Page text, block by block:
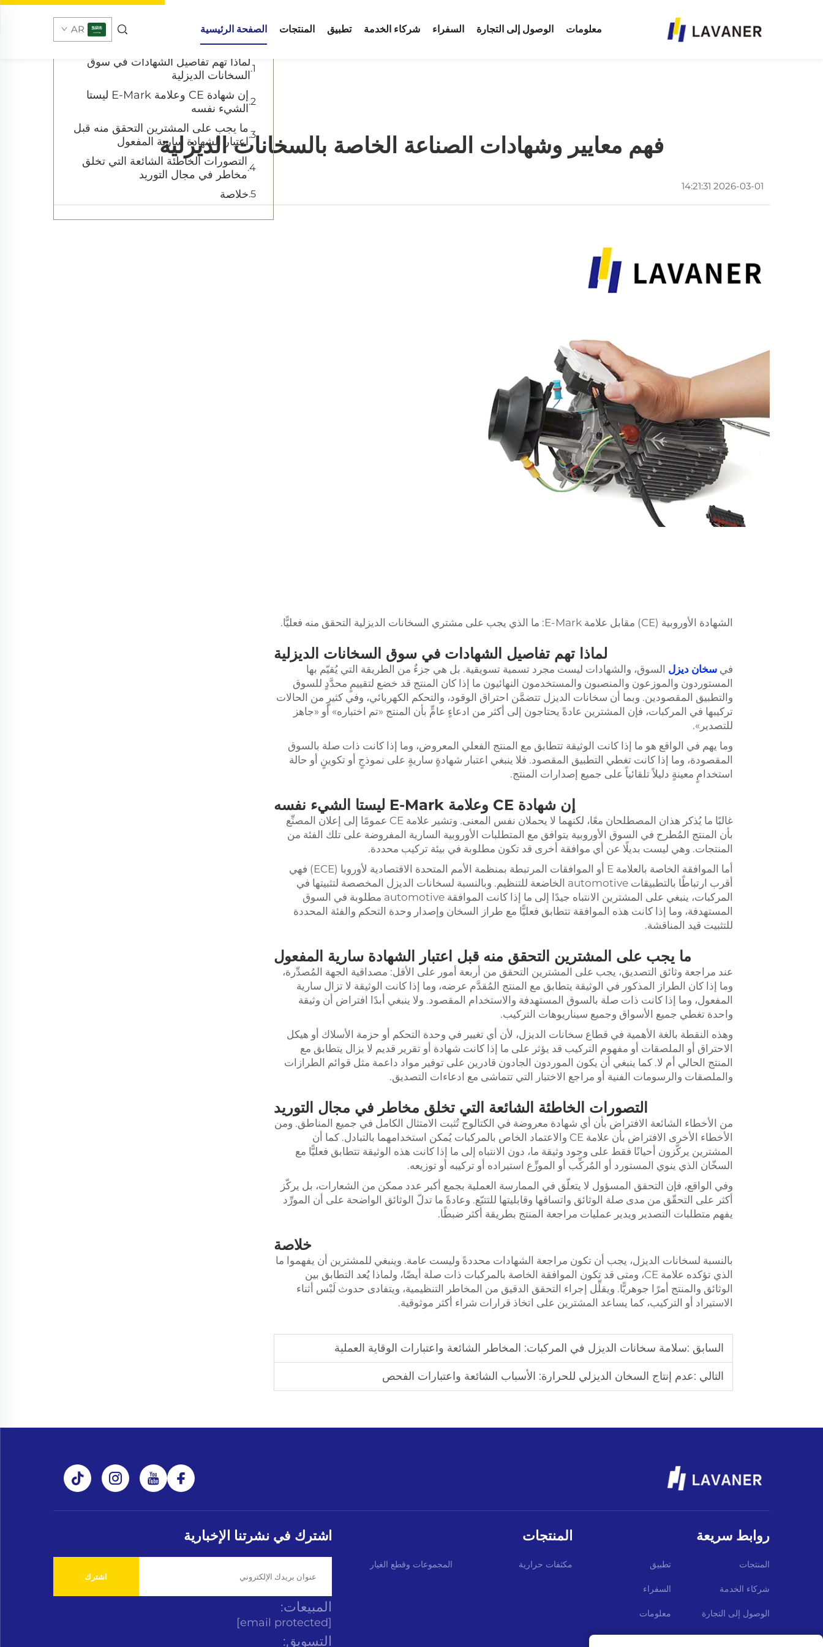
الصفحة الرئيسية المنتجات تطبيق شركاء الخدمة السفراء الوصول إلى التجارة معلومات AR
فهم معايير وشهادات الصناعة الخاصة بالسخانات الديزلية
2026-03-01 14:21:31
الشهادة الأوروبية (CE) مقابل علامة E-Mark: ما الذي يجب على مشتري السخانات الديزلية التحقق منه فعليًّا.
لماذا تهم تفاصيل الشهادات في سوق السخانات الديزلية
في سخان ديزل السوق، والشهادات ليست مجرد تسمية تسويقية. بل هي جزءٌ من الطريقة التي يُقيّم بها
المستوردون والموزعون والمنصبون والمستخدمون النهائيون ما إذا كان المنتج قد خضع لتقييمٍ محدَّدٍ للسوق
والتطبيق المقصودين. وبما أن سخانات الديزل تتضمَّن احتراق الوقود، والتحكم الكهربائي، وفي كثيرٍ من الحالات
تركيبها في المركبات، فإن المشترين عادةً يحتاجون إلى أكثر من ادعاءٍ عامٍّ بأن المنتج «تم اختباره» أو «جاهز
للتصدير».
وما يهم في الواقع هو ما إذا كانت الوثيقة تتطابق مع المنتج الفعلي المعروض، وما إذا كانت ذات صلة بالسوق
المقصودة، وما إذا كانت تغطي التطبيق المقصود. فلا ينبغي اعتبار شهادةٍ ساريةٍ على نموذجٍ أو تكوينٍ أو حالة
استخدامٍ معينةٍ دليلاً تلقائياً على جميع إصدارات المنتج.
إن شهادة CE وعلامة E-Mark ليستا الشيء نفسه
غالبًا ما يُذكر هذان المصطلحان معًا، لكنهما لا يحملان نفس المعنى. وتشير علامة CE عمومًا إلى إعلان المصنِّع
بأن المنتج المُطرح في السوق الأوروبية يتوافق مع المتطلبات الأوروبية السارية المفروضة على تلك الفئة من
المنتجات. وهي ليست بديلًا عن أي موافقة أخرى قد تكون مطلوبة في بيئة تركيب محددة.
أما الموافقة الخاصة بالعلامة E أو الموافقات المرتبطة بمنظمة الأمم المتحدة الاقتصادية لأوروبا (ECE) فهي
أقرب ارتباطًا بالتطبيقات automotive الخاضعة للتنظيم. وبالنسبة لسخانات الديزل المخصصة لتثبيتها في
المركبات، ينبغي على المشترين الانتباه جيدًا إلى ما إذا كانت الموافقة automotive مطلوبة في السوق
المستهدفة، وما إذا كانت هذه الموافقة تتطابق فعليًّا مع طراز السخان وإصدار وحدة التحكم والفئة المحددة
للتثبيت قيد المناقشة.
ما يجب على المشترين التحقق منه قبل اعتبار الشهادة سارية المفعول
عند مراجعة وثائق التصديق، يجب على المشترين التحقق من أربعة أمور على الأقل: مصداقية الجهة المُصدِّرة،
وما إذا كان الطراز المذكور في الوثيقة يتطابق مع المنتج المُقدَّم عرضه، وما إذا كانت الوثيقة لا تزال سارية
المفعول، وما إذا كانت ذات صلة بالسوق المستهدفة والاستخدام المقصود. ولا ينبغي أبدًا افتراض أن وثيقة
واحدة تغطي جميع الأسواق وجميع سيناريوهات التركيب.
وهذه النقطة بالغة الأهمية في قطاع سخانات الديزل، لأن أي تغيير في وحدة التحكم أو حزمة الأسلاك أو هيكل
الاحتراق أو الملصقات أو مفهوم التركيب قد يؤثر على ما إذا كانت شهادة أو تقرير قديم لا يزال يتطابق مع
المنتج الحالي أم لا. كما ينبغي أن يكون الموردون الجادون قادرين على توفير مواد داعمة مثل قوائم الطرازات
والملصقات والرسومات الفنية أو مراجع الاختبار التي تتماشى مع ادعاءات التصديق.
التصورات الخاطئة الشائعة التي تخلق مخاطر في مجال التوريد
من الأخطاء الشائعة الافتراض بأن أي شهادة معروضة في الكتالوج تُثبت الامتثال الكامل في جميع المناطق. ومن
الأخطاء الأخرى الافتراض بأن علامة CE والاعتماد الخاص بالمركبات يُمكن استخدامهما بالتبادل. كما أن
المشترين يركّزون أحيانًا فقط على وجود وثيقة ما، دون الانتباه إلى ما إذا كانت هذه الوثيقة تتطابق فعليًّا مع
السخّان الذي ينوي المستورد أو المُركِّب أو الموزِّع استيراده أو تركيبه أو توزيعه.
وفي الواقع، فإن التحقق المسؤول لا يتعلّق في الممارسة العملية بجمع أكبر عدد ممكن من الشعارات، بل يركّز
أكثر على التحقّق من مدى صلة الوثائق واتساقها وقابليتها للتتبّع. وعادةً ما تدلّ الوثائق الواضحة على أن المورِّد
يفهم متطلبات التصدير ويدير عمليات مراجعة المنتج بطريقة أكثر ضبطًا.
خلاصة
بالنسبة لسخانات الديزل، يجب أن تكون مراجعة الشهادات محددةً وليست عامة. وينبغي للمشترين أن يفهموا ما
الذي تؤكده علامة CE، ومتى قد تكون الموافقة الخاصة بالمركبات ذات صلة أيضًا، ولماذا يُعد التطابق بين
الوثائق والمنتج أمرًا جوهريًّا. ويقلِّل إجراء التحقق الدقيق من المخاطر التنظيمية، ويتفادى حدوث لَبْس أثناء
الاستيراد أو التركيب، كما يساعد المشترين على اتخاذ قرارات شراء أكثر موثوقية.
السابق :سلامة سخانات الديزل في المركبات: المخاطر الشائعة واعتبارات الوقاية العملية
التالي :عدم إنتاج السخان الديزلي للحرارة: الأسباب الشائعة واعتبارات الفحص
جدول المحتويات
لماذا تهم تفاصيل الشهادات في سوق
السخانات الديزلية
إن شهادة CE وعلامة E-Mark ليستا
الشيء نفسه
ما يجب على المشترين التحقق منه قبل
اعتبار الشهادة سارية المفعول
التصورات الخاطئة الشائعة التي تخلق
مخاطر في مجال التوريد
خلاصة
روابط سريعة
المنتجات تطبيق
شركاء الخدمة السفراء
الوصول إلى التجارة معلومات
مدونة
المنتجات
مكثفات حرارية المجموعات وقطع الغيار
اشترك في نشرتنا الإخبارية
اشترك
المبيعات:
[email protected]
التسويق: